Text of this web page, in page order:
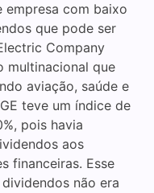
empresa com baixo
que pode ser
Company
multinacional que
aviação, saúde e
teve um índice de
pois havia
aos
financeiras. Esse
não era